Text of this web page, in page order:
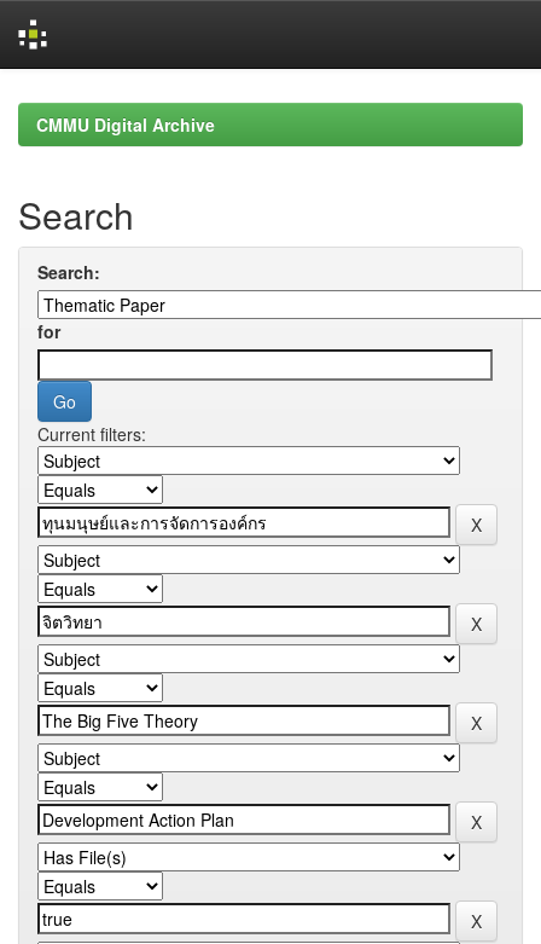
navigationCMMU Digital Archive
Search
Search:
for
Current filters: